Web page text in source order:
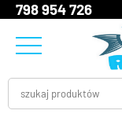
798 954 726